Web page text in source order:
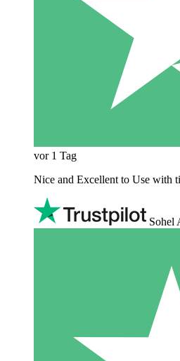
vor 1 Tag
Nice and Excellent to Use with
Sohel